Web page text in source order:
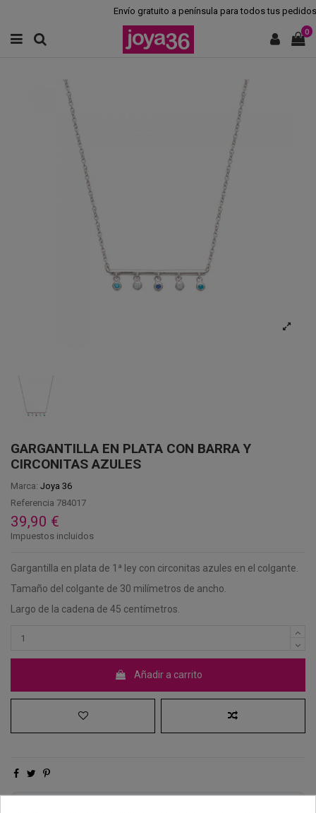
Envío gratuito a península para todos tus pedidos.
0
GARGANTILLA EN PLATA CON BARRA Y
CIRCONITAS AZULES
Marca: Joya 36
Referencia 784017
39,90 €
Impuestos incluidos
Gargantilla en plata de 1ª ley con circonitas azules en el colgante.
Tamaño del colgante de 30 milímetros de ancho.
Largo de la cadena de 45 centímetros.
Añadir a carrito